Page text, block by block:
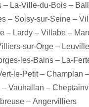
– La-Ville-du-Bois–
– Soisy-sur-Seine –
– Lardy – Villabe –
sur-Orge–
les-Bains – La-
le-Petit– Champlan –
– Vauhallan –
– Angervilliers